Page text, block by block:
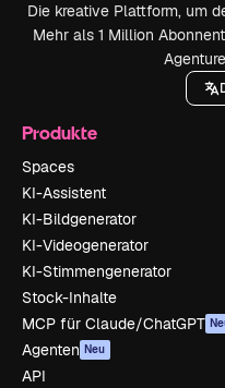
Die kreative Plattform, um
Mehr als 1 Million
Produkte
Spaces
KI-Assistent
KI-Bildgenerator
KI-Videogenerator
KI-Stimmengenerator
Stock-Inhalte
MCP für Claude/ChatGPT
Agenten Neu
API